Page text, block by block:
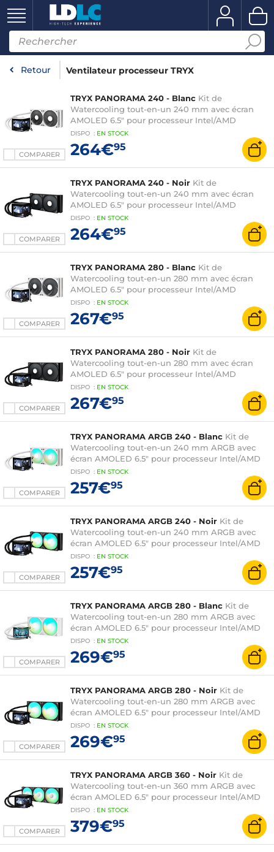
Retour Ventilateur processeur TRYX
COMPARER
TRYX PANORAMA 240 - Blanc Kit de
Watercooling tout-en-un 240 mm avec écran
AMOLED 6.5" pour processeur Intel/AMD
DISPO : EN STOCK
264€95
COMPARER
TRYX PANORAMA 240 - Noir Kit de
Watercooling tout-en-un 240 mm avec écran
AMOLED 6.5" pour processeur Intel/AMD
DISPO : EN STOCK
264€95
COMPARER
TRYX PANORAMA 280 - Blanc Kit de
Watercooling tout-en-un 280 mm avec écran
AMOLED 6.5" pour processeur Intel/AMD
DISPO : EN STOCK
267€95
COMPARER
TRYX PANORAMA 280 - Noir Kit de
Watercooling tout-en-un 280 mm avec écran
AMOLED 6.5" pour processeur Intel/AMD
DISPO : EN STOCK
267€95
COMPARER
TRYX PANORAMA ARGB 240 - Blanc Kit de
Watercooling tout-en-un 240 mm ARGB avec
écran AMOLED 6.5" pour processeur Intel/AMD
DISPO : EN STOCK
257€95
COMPARER
TRYX PANORAMA ARGB 240 - Noir Kit de
Watercooling tout-en-un 240 mm ARGB avec
écran AMOLED 6.5" pour processeur Intel/AMD
DISPO : EN STOCK
257€95
COMPARER
TRYX PANORAMA ARGB 280 - Blanc Kit de
Watercooling tout-en-un 280 mm ARGB avec
écran AMOLED 6.5" pour processeur Intel/AMD
DISPO : EN STOCK
269€95
COMPARER
TRYX PANORAMA ARGB 280 - Noir Kit de
Watercooling tout-en-un 280 mm ARGB avec
écran AMOLED 6.5" pour processeur Intel/AMD
DISPO : EN STOCK
269€95
COMPARER
TRYX PANORAMA ARGB 360 - Noir Kit de
Watercooling tout-en-un 360 mm ARGB avec
écran AMOLED 6.5" pour processeur Intel/AMD
DISPO : EN STOCK
379€95